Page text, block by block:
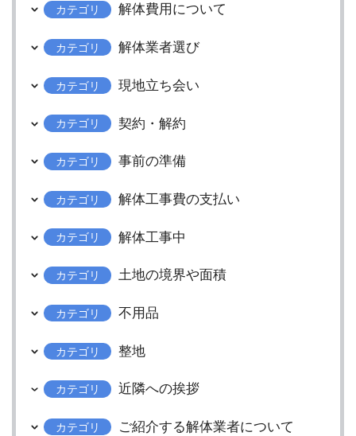
カテゴリ 解体費用について
カテゴリ 解体業者選び
カテゴリ 現地立ち会い
カテゴリ 契約・解約
カテゴリ 事前の準備
カテゴリ 解体工事費の支払い
カテゴリ 解体工事中
カテゴリ 土地の境界や面積
カテゴリ 不用品
カテゴリ 整地
カテゴリ 近隣への挨拶
カテゴリ ご紹介する解体業者について